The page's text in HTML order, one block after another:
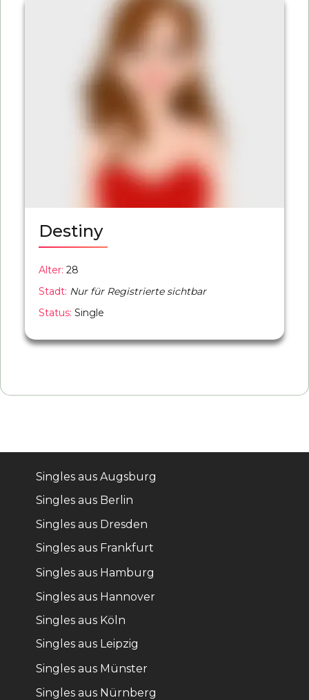
Destiny
Alter: 28
Stadt: Nur für Registrierte sichtbar
Status: Single
Singles aus Augsburg
Singles aus Berlin
Singles aus Dresden
Singles aus Frankfurt
Singles aus Hamburg
Singles aus Hannover
Singles aus Köln
Singles aus Leipzig
Singles aus Münster
Singles aus Nürnberg